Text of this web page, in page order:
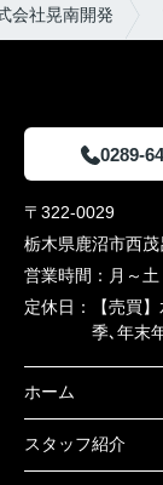
会社晃南開発
0289-
〒322-0029
栃木県鹿沼市西
営業時間： 月～
定休日：
【売買
季､年末
ホーム
スタッフ紹介